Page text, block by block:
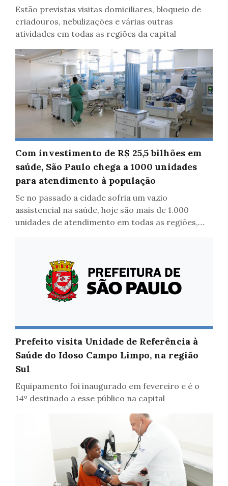
Estão previstas visitas domiciliares, bloqueio de
criadouros, nebulizações e várias outras
atividades em todas as regiões da capital
Com investimento de R$ 25,5 bilhões em
saúde, São Paulo chega a 1000 unidades
para atendimento à população
Se no passado a cidade sofria um vazio
assistencial na saúde, hoje são mais de 1.000
unidades de atendimento em todas as regiões,
Prefeito visita Unidade de Referência à
Saúde do Idoso Campo Limpo, na região
Sul
Equipamento foi inaugurado em fevereiro e é o
14º destinado a esse público na capital
Saúde